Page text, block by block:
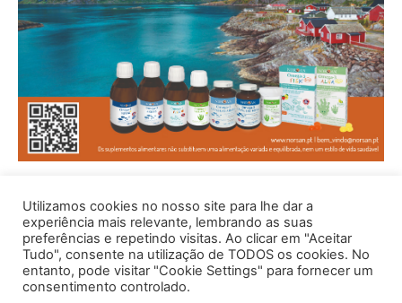
Utilizamos cookies no nosso site para lhe dar a
experiência mais relevante, lembrando as suas
preferências e repetindo visitas. Ao clicar em "Aceitar
Tudo", consente na utilização de TODOS os cookies. No
entanto, pode visitar "Cookie Settings" para fornecer um
consentimento controlado.